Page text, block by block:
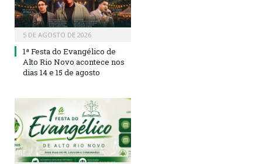
5 DE AGOSTO DE 2026
1ª Festa do Evangélico de
Alto Rio Novo acontece nos
dias 14 e 15 de agosto